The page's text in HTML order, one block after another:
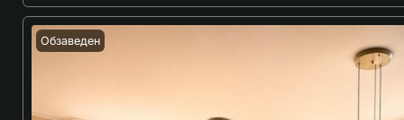
Обзаведен